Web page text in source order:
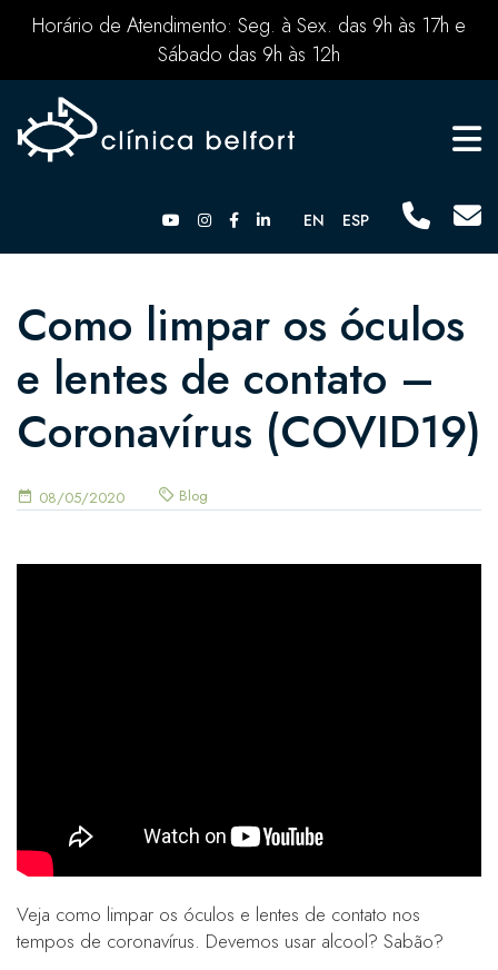
Horário de Atendimento: Seg. à Sex. das 9h às 17h e
Sábado das 9h às 12h
EN ESP
Como limpar os óculos
e lentes de contato –
Coronavírus (COVID19)
08/05/2020 Blog
Veja como limpar os óculos e lentes de contato nos
tempos de coronavírus. Devemos usar alcool? Sabão?